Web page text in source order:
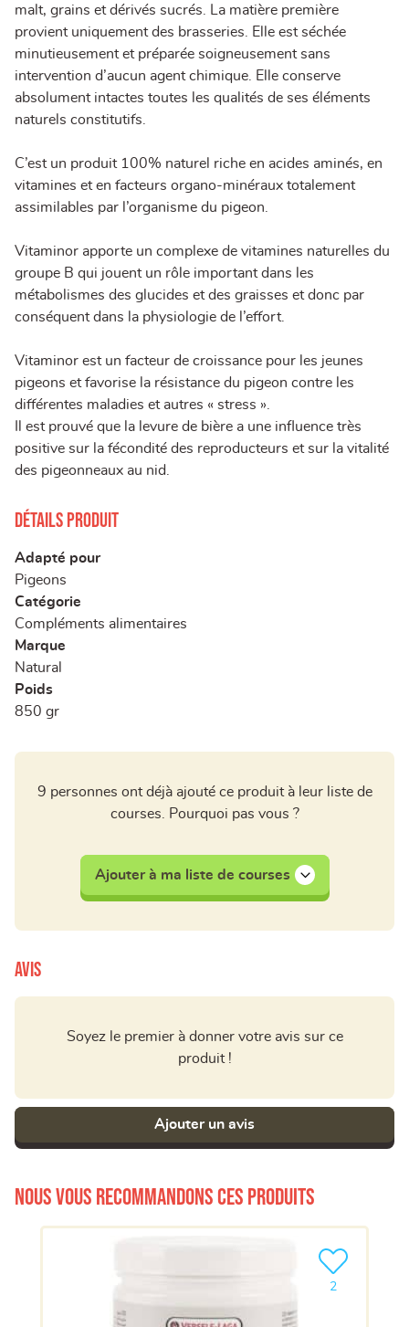
malt, grains et dérivés sucrés. La matière première
provient uniquement des brasseries. Elle est séchée
minutieusement et préparée soigneusement sans
intervention d’aucun agent chimique. Elle conserve
absolument intactes toutes les qualités de ses éléments
naturels constitutifs.
C’est un produit 100% naturel riche en acides aminés, en
vitamines et en facteurs organo-minéraux totalement
assimilables par l’organisme du pigeon.
Vitaminor apporte un complexe de vitamines naturelles du
groupe B qui jouent un rôle important dans les
métabolismes des glucides et des graisses et donc par
conséquent dans la physiologie de l’effort.
Vitaminor est un facteur de croissance pour les jeunes
pigeons et favorise la résistance du pigeon contre les
différentes maladies et autres « stress ».
Il est prouvé que la levure de bière a une influence très
positive sur la fécondité des reproducteurs et sur la vitalité
des pigeonneaux au nid.
Détails produit
Adapté pour
Pigeons
Catégorie
Compléments alimentaires
Marque
Natural
Poids
850 gr
9 personnes ont déjà ajouté ce produit à leur liste de
courses. Pourquoi pas vous ?
Ajouter à ma liste de courses
Avis
Soyez le premier à donner votre avis sur ce
produit !
Ajouter un avis
Nous vous recommandons ces produits
2
Ajouter le